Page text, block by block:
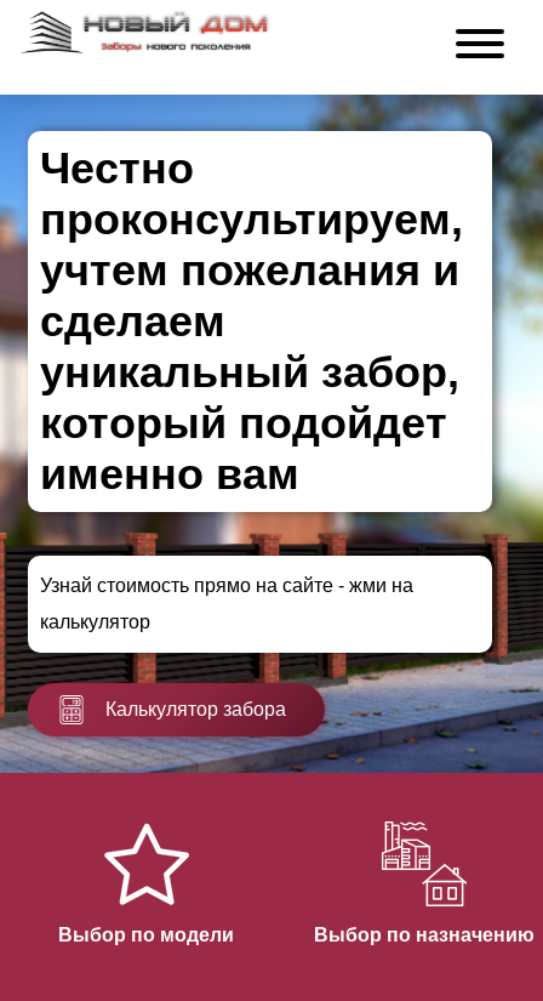
Честно
проконсультируем,
учтем пожелания и
сделаем
уникальный забор,
который подойдет
именно вам
Узнай стоимость прямо на сайте - жми на
калькулятор
Калькулятор забора
Выбор по модели Выбор по назначению